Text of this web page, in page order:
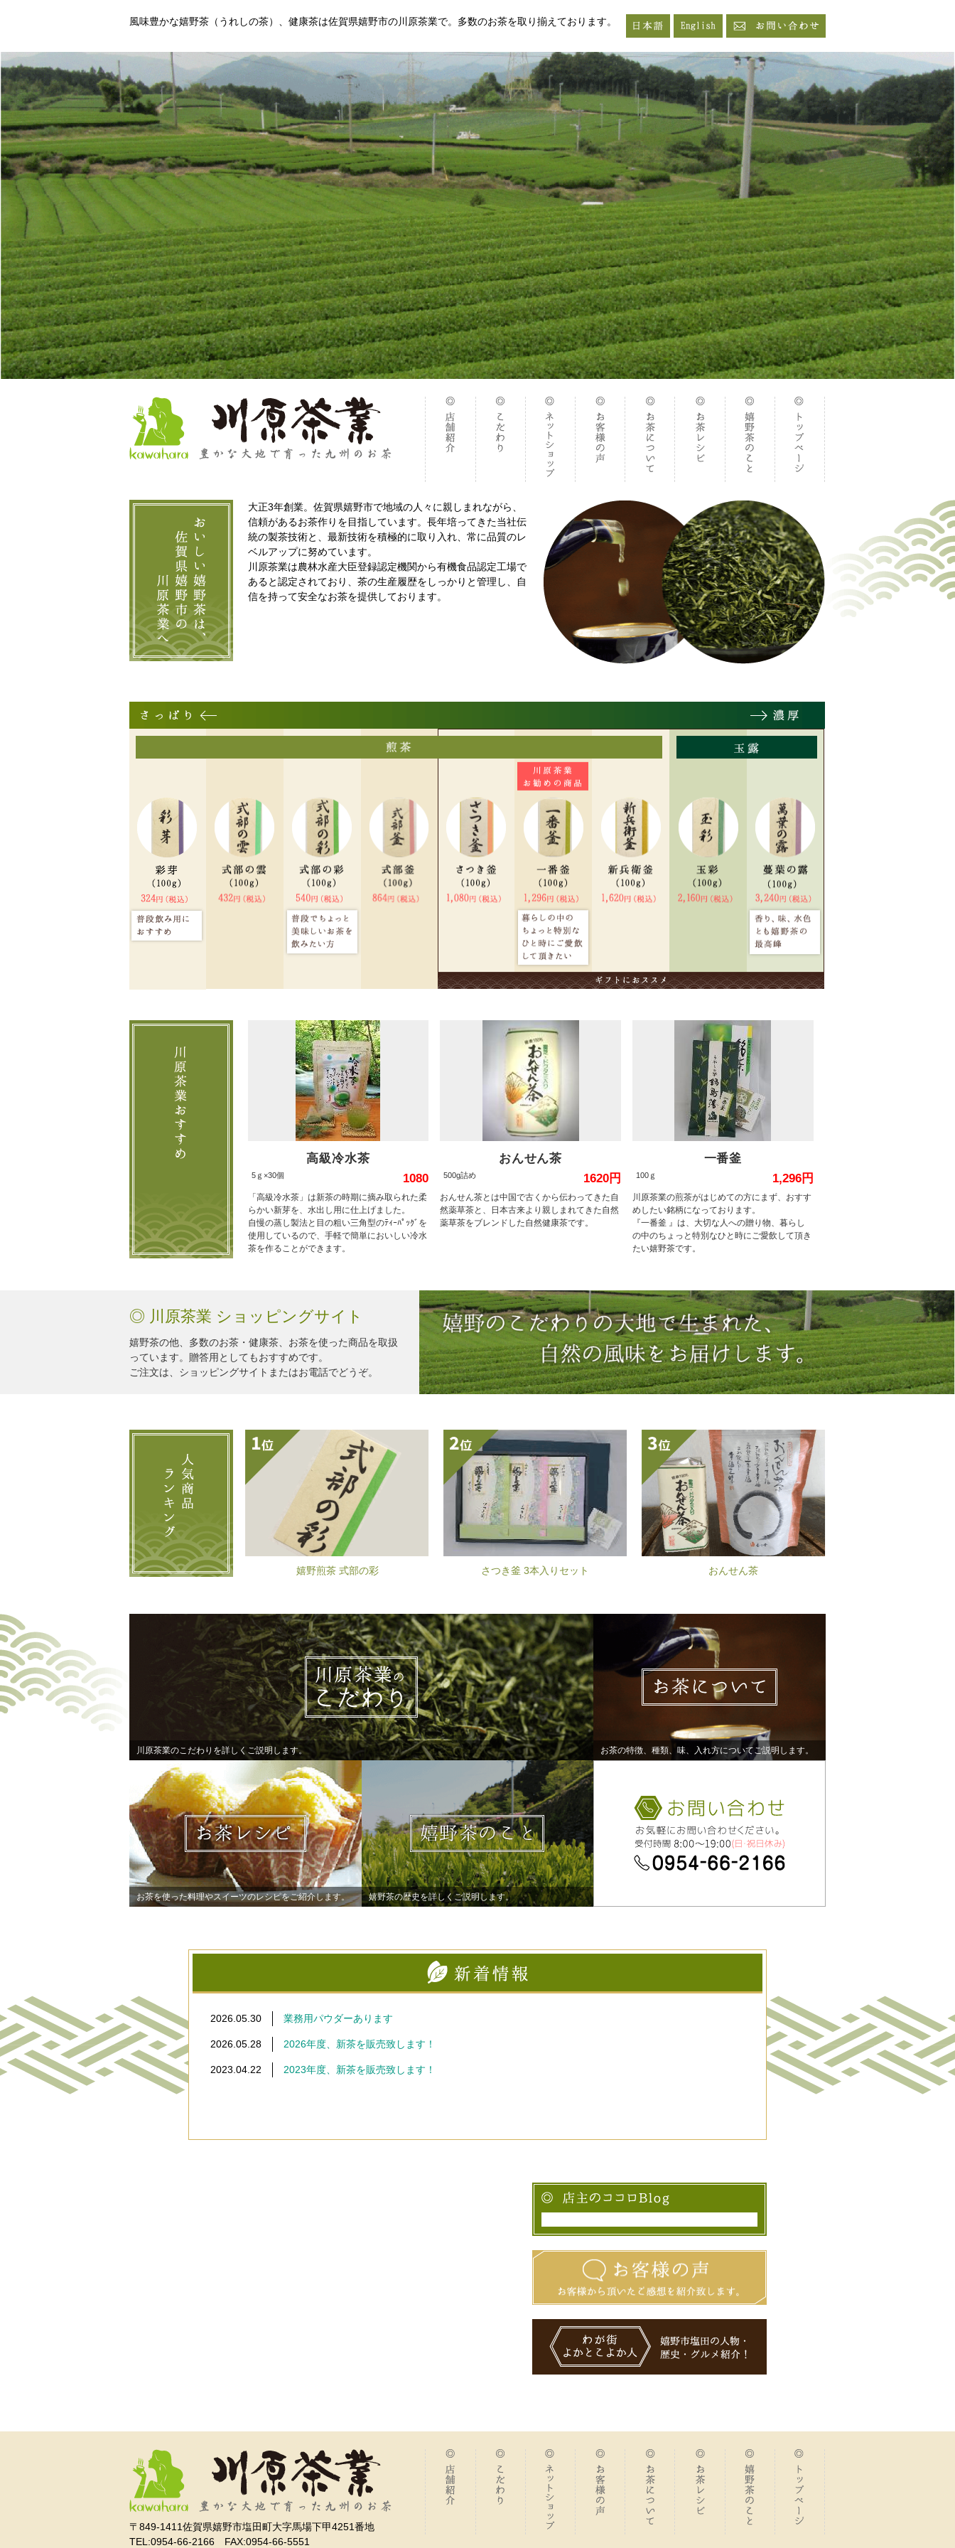
風味豊かな嬉野茶（うれしの茶）、健康茶は佐賀県嬉野市の川原茶業で。 多数のお茶を取り揃えております。
大正3年創業。佐賀県嬉野市で地域の人々に親しまれながら、
信頼があるお茶作りを目指しています。長年培ってきた当社伝
統の製茶技術と、最新技術を積極的に取り入れ、常に品質のレ
ベルアップに努めています。
川原茶業は農林水産大臣登録認定機関から有機食品認定工場で
あると認定されており、茶の生産履歴をしっかりと管理し、自
信を持って安全なお茶を提供しております。
高級冷水茶
5ｇ×30個 1080
「高級冷水茶」は新茶の時期に摘み取られた柔
らかい新芽を、水出し用に仕上げました。
自慢の蒸し製法と目の粗い三角型のﾃｨｰﾊﾟｯｸﾞを
使用しているので、手軽で簡単においしい冷水
茶を作ることができます。
おんせん茶
500g詰め 1620円
おんせん茶とは中国で古くから伝わってきた自
然薬草茶と、日本古来より親しまれてきた自然
薬草茶をブレンドした自然健康茶です。
一番釜
100ｇ 1,296円
川原茶業の煎茶がはじめての方にまず、おすす
めしたい銘柄になっております。
『一番釜 』は、大切な人への贈り物、暮らし
の中のちょっと特別なひと時にご愛飲して頂き
たい嬉野茶です。
◎ 川原茶業 ショッピングサイト
嬉野茶の他、多数のお茶・健康茶、お茶を使った商品を取扱
っています。贈答用としてもおすすめです。
ご注文は、ショッピングサイトまたはお電話でどうぞ。
嬉野煎茶 式部の彩 さつき釜 3本入りセット おんせん茶 嬉野煎茶 式部の彩
川原茶業のこだわりを詳しくご説明します。 お茶の特徴、種類、味、入れ方についてご説明します。
お茶を使った料理やスイーツのレシピをご紹介します。 嬉野茶の歴史を詳しくご説明します。
2026.05.30 業務用パウダーあります
2026.05.28 2026年度、新茶を販売致します！
2023.04.22 2023年度、新茶を販売致します！
〒849-1411佐賀県嬉野市塩田町大字馬場下甲4251番地
TEL:0954-66-2166 FAX:0954-66-5551